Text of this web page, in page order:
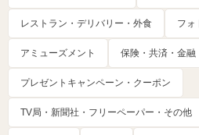
レストラン・デリバリー・外食 フォ
アミューズメント 保険・共済・金融
プレゼントキャンペーン・クーポン
TV局・新聞社・フリーペーパー・その他